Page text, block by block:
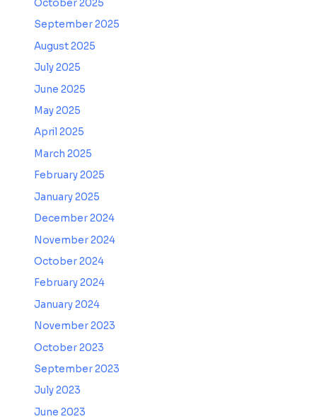
October 2025
September 2025
August 2025
July 2025
June 2025
May 2025
April 2025
March 2025
February 2025
January 2025
December 2024
November 2024
October 2024
February 2024
January 2024
November 2023
October 2023
September 2023
July 2023
June 2023